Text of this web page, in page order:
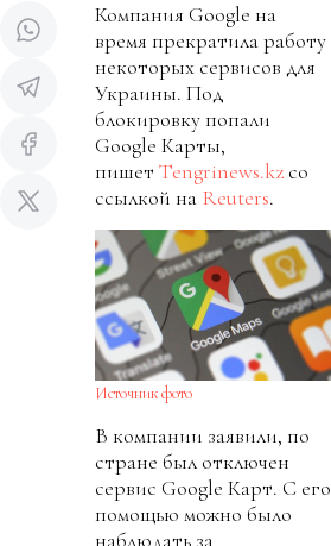
Компания Google на
время прекратила работу
некоторых сервисов для
Украины. Под
блокировку попали
Google Карты,
пишет Tengrinews.kz со
ссылкой на Reuters.
Источник фото
В компании заявили, по
стране был отключен
сервис Google Карт. С его
помощью можно было
наблюдать за